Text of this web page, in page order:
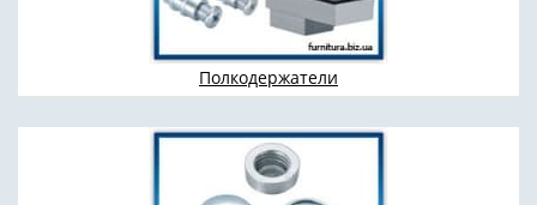
Полкодержатели